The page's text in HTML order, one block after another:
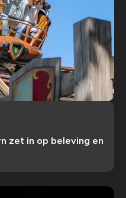
zet in op beleving en